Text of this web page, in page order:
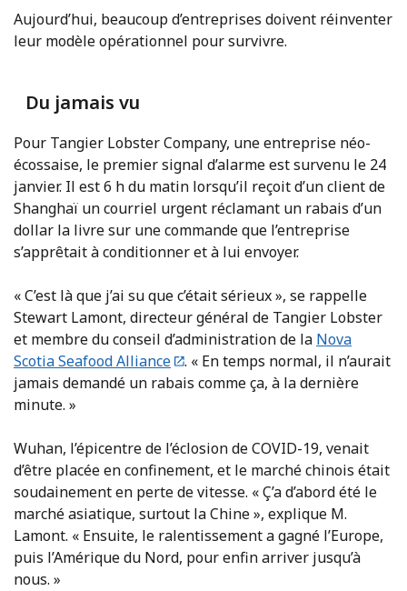
Aujourd’hui, beaucoup d’entreprises doivent réinventer
leur modèle opérationnel pour survivre.
Du jamais vu
Pour Tangier Lobster Company, une entreprise néo-
écossaise, le premier signal d’alarme est survenu le 24
janvier. Il est 6 h du matin lorsqu’il reçoit d’un client de
Shanghaï un courriel urgent réclamant un rabais d’un
dollar la livre sur une commande que l’entreprise
s’apprêtait à conditionner et à lui envoyer.
« C’est là que j’ai su que c’était sérieux », se rappelle
Stewart Lamont, directeur général de Tangier Lobster
et membre du conseil d’administration de la Nova
Scotia Seafood Alliance
. « En temps normal, il n’aurait
jamais demandé un rabais comme ça, à la dernière
minute. »
Wuhan, l’épicentre de l’éclosion de COVID-19, venait
d’être placée en confinement, et le marché chinois était
soudainement en perte de vitesse. « Ç’a d’abord été le
marché asiatique, surtout la Chine », explique M.
Lamont. « Ensuite, le ralentissement a gagné l’Europe,
puis l’Amérique du Nord, pour enfin arriver jusqu’à
nous. »